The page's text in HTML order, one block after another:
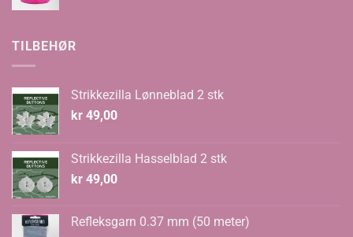
TILBEHØR
Strikkezilla Lønneblad 2 stk
kr 49,00
Strikkezilla Hasselblad 2 stk
kr 49,00
Refleksgarn 0.37 mm (50 meter)